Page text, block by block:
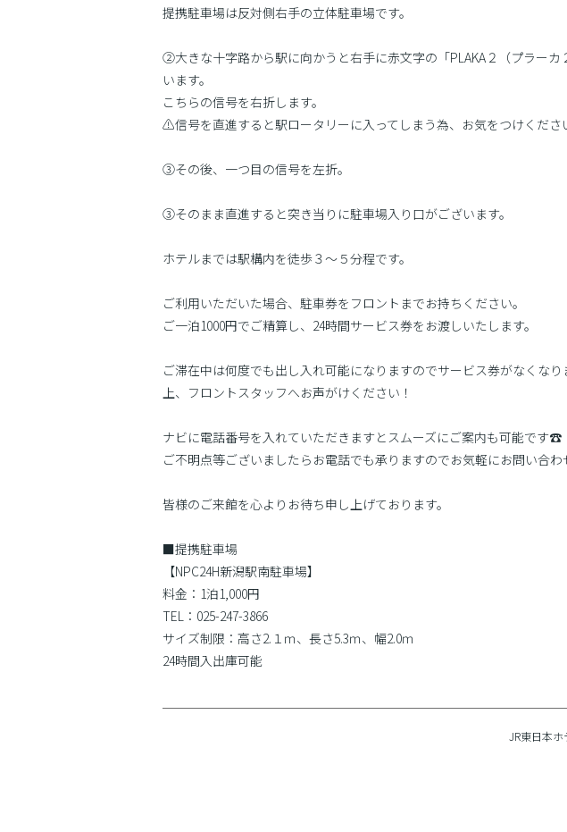
提携駐車場は反対側右手の立体駐車場です。
②大きな十字路から駅に向かうと右手に赤文字の「PLAKA２（プラー
います。
こちらの信号を右折します。
⚠️信号を直進すると駅ロータリーに入ってしまう為、お気をつけくださ
③その後、一つ目の信号を左折。
③そのまま直進すると突き当りに駐車場入り口がございます。
ホテルまでは駅構内を徒歩３〜５分程です。
ご利用いただいた場合、駐車券をフロントまでお持ちください。
ご一泊1000円でご精算し、24時間サービス券をお渡しいたします。
ご滞在中は何度でも出し入れ可能になりますのでサービス券がなくな
上、フロントスタッフへお声がけください！
ナビに電話番号を入れていただきますとスムーズにご案内も可能です☎
ご不明点等ございましたらお電話でも承りますのでお気軽にお問い合わ
皆様のご来館を心よりお待ち申し上げております。
■提携駐車場
【NPC24H新潟駅南駐車場】
料金：1泊1,000円
TEL：025-247-3866
サイズ制限：高さ2.１ｍ、長さ5.3ｍ、幅2.0ｍ
24時間入出庫可能
JR東日本ホ